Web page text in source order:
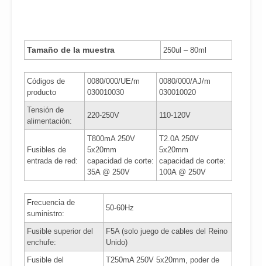
HASTA
284,00€
Tamaño de la muestra 250ul – 80ml
Códigos de
producto
0080/000/UE/m
030010030
0080/000/AJ/m
030010020
Tensión de
alimentación:
220-250V 110-120V
Fusibles de
entrada de red:
T800mA 250V
5x20mm
capacidad de corte:
35A @ 250V
T2.0A 250V
5x20mm
capacidad de corte:
100A @ 250V
Frecuencia de
suministro:
50-60Hz
Fusible superior del
enchufe:
F5A (solo juego de cables del Reino
Unido)
Fusible del
T250mA 250V 5x20mm, poder de